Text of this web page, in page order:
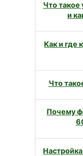
Что такое
и
Как и где
Что
Почему